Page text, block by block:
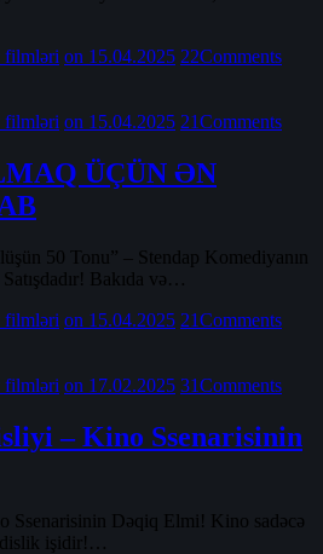
filmləri on 15.04.2025 22Comments
filmləri on 15.04.2025 21Comments
ÜÇÜN ƏN
50 Tonu” – Stendap Komediyanın
Bakıda və…
filmləri on 15.04.2025 21Comments
filmləri on 17.02.2025 31Comments
– Kino Ssenarisinin
Ssenarisinin Dəqiq Elmi! Kino sadəcə
işidir!…